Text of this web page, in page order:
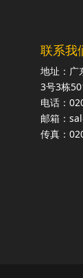
联系我
地址：广
3号3栋
电话：
邮箱：
传真：